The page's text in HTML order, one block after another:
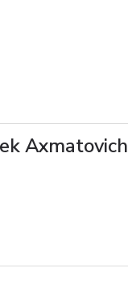
Axmatovich